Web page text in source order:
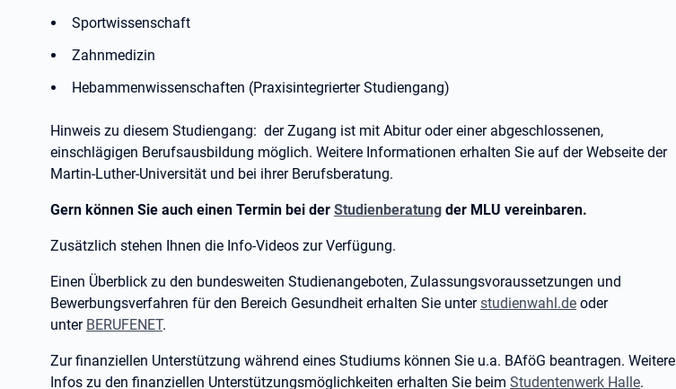
Sportwissenschaft
Zahnmedizin
Hebammenwissenschaften (Praxisintegrierter Studiengang)
Hinweis zu diesem Studiengang: der Zugang ist mit Abitur oder einer abgeschlossenen,
einschlägigen Berufsausbildung möglich. Weitere Informationen erhalten Sie auf der Webseite der
Martin-Luther-Universität und bei ihrer Berufsberatung.
Gern können Sie auch einen Termin bei der Studienberatung der MLU vereinbaren.
Zusätzlich stehen Ihnen die Info-Videos zur Verfügung.
Einen Überblick zu den bundesweiten Studienangeboten, Zulassungsvoraussetzungen und
Bewerbungsverfahren für den Bereich Gesundheit erhalten Sie unterstudienwahl.de oder
unter BERUFENET.
Zur finanziellen Unterstützung während eines Studiums können Sie u.a. BAföG beantragen. Weitere
Infos zu den finanziellen Unterstützungsmöglichkeiten erhalten Sie beim Studentenwerk Halle.